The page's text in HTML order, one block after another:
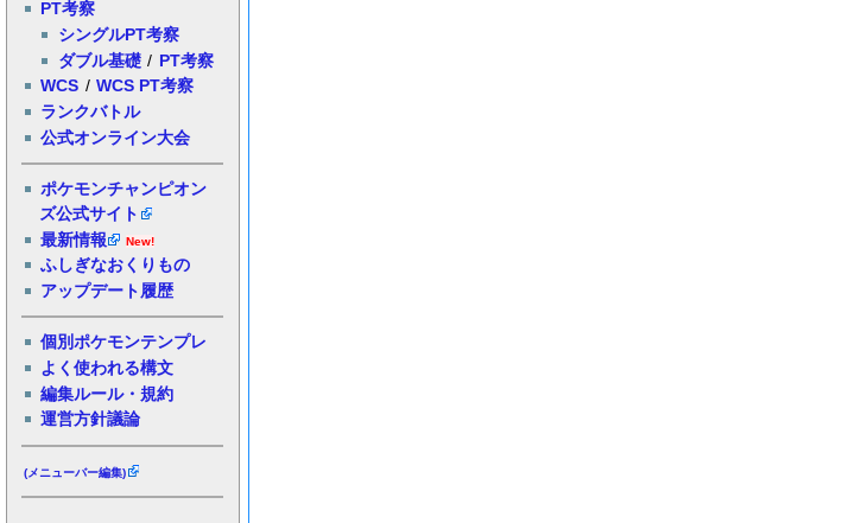
PT考察
シングルPT考察
ダブル基礎 / PT考察
WCS / WCS PT考察
ランクバトル
公式オンライン大会
ポケモンチャンピオン
ズ公式サイト
最新情報
New!
ふしぎなおくりもの
アップデート履歴
個別ポケモンテンプレ
よく使われる構文
編集ルール・規約
運営方針議論
(メニューバー編集)